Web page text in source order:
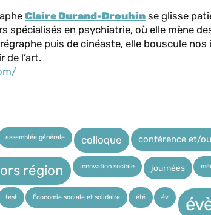
Claire Durand-Drouhin se glisse
spécialisés en psychiatrie, où elle mène
puis de cinéaste, elle bouscule nos
de l’art.
assemblée générale colloque conférence et/
région Innovation sociale journées
test Économie sociale et solidaire été év